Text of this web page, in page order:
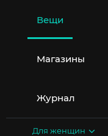
содержимому
Вещи
Магазины
Журнал
Для женщин